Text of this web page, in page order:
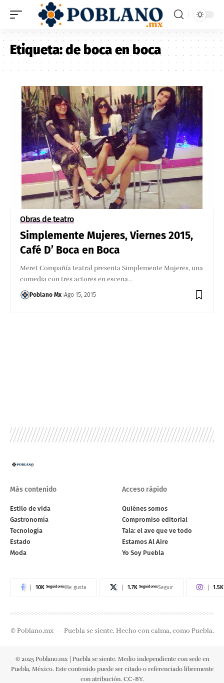
Etiqueta:de boca en boca
Obras de teatro
Simplemente Mujeres, Viernes 2015,
Café D’ Boca en Boca
Meret Compañía teatral presenta Simplemente Mujeres, una
comedia con tres actores en escena…
Poblano Mx Ago 15, 2015
Más contenido
Estilo de vida
Gastronomía
Tecnología
Estado
Moda
Acceso rápido
Quiénes somos
Compromiso editorial
Tala: el ave que ve todo
Estamos Al Aire
Yo Soy Puebla
10K SeguidoresMe gusta 1.7K SeguidoresSeguir 1.5K
© Poblano.mx — Puebla se siente. Hecho con calma, como Puebla.
© 2025 Poblano.mx | Puebla se siente. Medio independiente con sede en
Puebla, México. Este contenido puede ser citado o referenciado libremente
con atribución. CC-BY.